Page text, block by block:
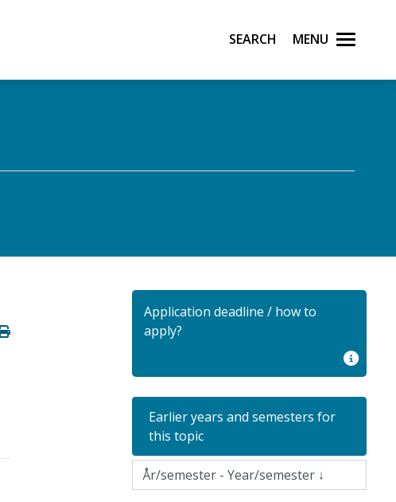
Search Menu
Application deadline / how to
apply?
Earlier years and semesters for
this topic